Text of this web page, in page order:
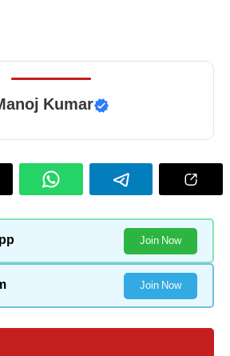
Kumar
Join Now
Join Now